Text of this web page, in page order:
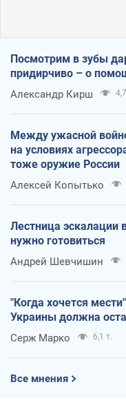
Посмотрим в зубы
придирчиво – о
Александр Кирш
Между ужасной
на условиях
тоже оружие России
Алексей Копытько
Лестница эскалации
нужно готовиться
Андрей Шевчишин
"Когда хочется
Украины должна
Серж Марко 6,1 т.
Все мнения